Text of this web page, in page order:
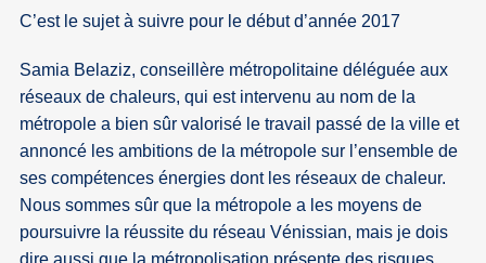
C’est le sujet à suivre pour le début d’année 2017
Samia Belaziz, conseillère métropolitaine déléguée aux
réseaux de chaleurs, qui est intervenu au nom de la
métropole a bien sûr valorisé le travail passé de la ville et
annoncé les ambitions de la métropole sur l’ensemble de
ses compétences énergies dont les réseaux de chaleur.
Nous sommes sûr que la métropole a les moyens de
poursuivre la réussite du réseau Vénissian, mais je dois
dire aussi que la métropolisation présente des risques.